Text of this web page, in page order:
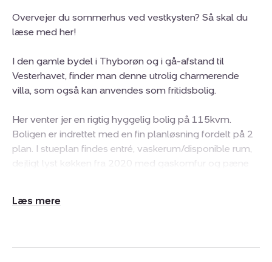
Overvejer du sommerhus ved vestkysten? Så skal du
læse med her!
I den gamle bydel i Thyborøn og i gå-afstand til
Vesterhavet, finder man denne utrolig charmerende
villa, som også kan anvendes som fritidsbolig.
Her venter jer en rigtig hyggelig bolig på 115kvm.
Boligen er indrettet med en fin planløsning fordelt på 2
plan. I stueplan findes entré, vaskerum/disponible rum,
dejligt lyst køkken fra 2020 med gaskomfur og pæne
og et rigtig godt opholdsrum indrettet med stue og